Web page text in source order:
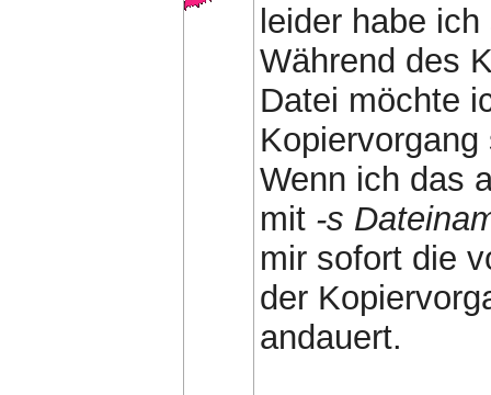
leider habe
Während des
Datei möchte
Wenn ich das
mit -s
mir sofort die
der
andauert.